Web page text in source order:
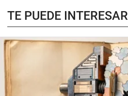
TE PUEDE INTERESAR